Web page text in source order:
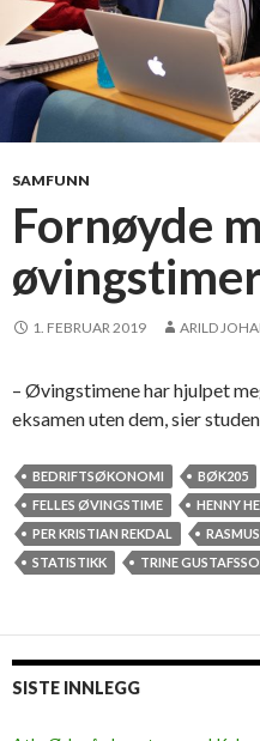
SAMFUNN
Fornøyde
1. FEBRUAR 2019 ARILD
– Øvingstimene har hjulpet
eksamen uten dem, sier
BEDRIFTSØKONOMI BØK205
FELLES ØVINGSTIME
HENNY
PER KRISTIAN REKDAL
STATISTIKK
TRINE
SISTE INNLEGG